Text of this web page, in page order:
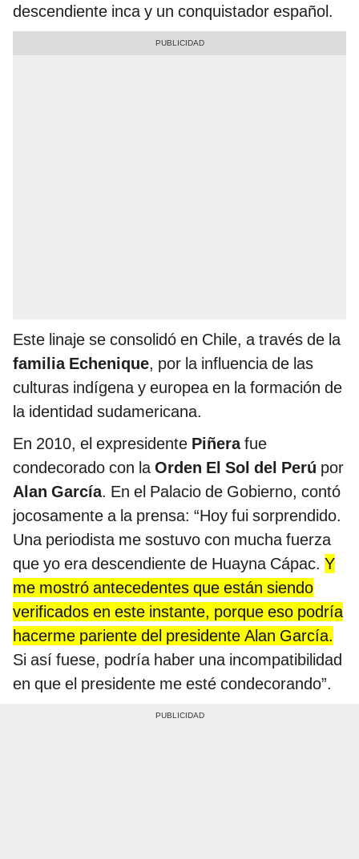
descendiente inca y un conquistador español.
Este linaje se consolidó en Chile, a través de la
familia Echenique, por la influencia de las
culturas indígena y europea en la formación de
la identidad sudamericana.
En 2010, el expresidente Piñerafue
condecorado con laOrden El Sol del Perú por
Alan García. En el Palacio de Gobierno, contó
jocosamente a la prensa: “Hoy fui sorprendido.
Una periodista me sostuvo con mucha fuerza
que yo era descendiente de Huayna Cápac. Y
me mostró antecedentes que están siendo
verificados en este instante, porque eso podría
hacerme pariente del presidente Alan García.
Si así fuese, podría haber una incompatibilidad
en que el presidente me esté condecorando”.